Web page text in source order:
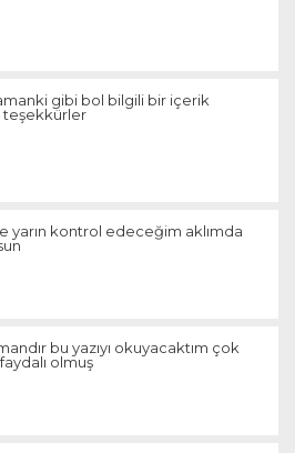
gibi bol bilgili bir içerik
teşekkürler
yarın kontrol edeceğim aklımda
bu yazıyı okuyacaktım çok
olmuş